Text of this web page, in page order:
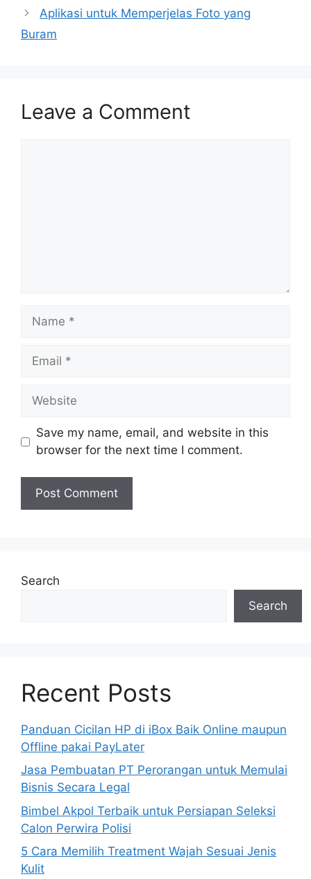
Aplikasi untuk Memperjelas Foto yang
Buram
Leave a Comment
Name
Email
Website
Save my name, email, and website in this
browser for the next time I comment.
Search
Search
Recent Posts
Panduan Cicilan HP di iBox Baik Online maupun
Offline pakai PayLater
Jasa Pembuatan PT Perorangan untuk Memulai
Bisnis Secara Legal
Bimbel Akpol Terbaik untuk Persiapan Seleksi
Calon Perwira Polisi
5 Cara Memilih Treatment Wajah Sesuai Jenis
Kulit